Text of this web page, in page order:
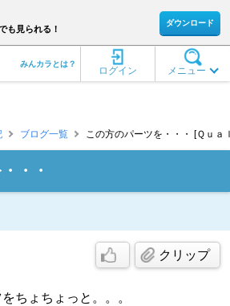
も見られる！
ダウンロード
メニュー
ログイン
みんカラとは？
ブログ一覧 この方のパーツを・・・ [Ｑｕａ
・・
クリップ
ちょちょっと。。。